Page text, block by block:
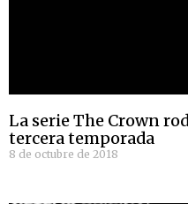
La serie The Crown
tercera temporada
8 de octubre de 2018